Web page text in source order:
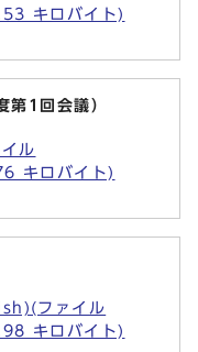
キロバイト)
1回会議）
ル
キロバイト)
ファイル
キロバイト)